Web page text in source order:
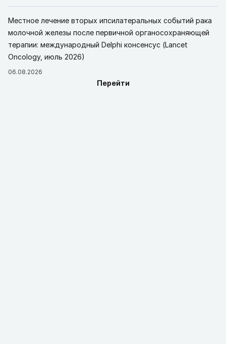
Местное лечение вторых ипсилатеральных событий рака
молочной железы после первичной органосохраняющей
терапии: международный Delphi консенсус (Lancet
Oncology, июль 2026)
06.08.2026
Перейти